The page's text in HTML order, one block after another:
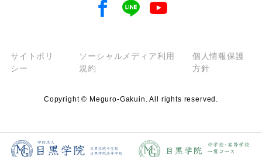
サイトポリ
シー
ソーシャルメディア利用
規約
個人情報保護
方針
Copyright © Meguro-Gakuin. All rights reserved.